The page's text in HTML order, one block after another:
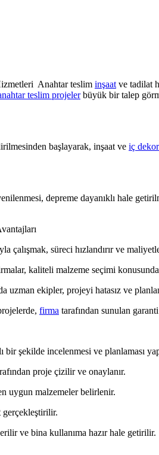
Anahtar teslim inşaat ve tadilat
teslim projelerbüyük bir talep
başlayarak, inşaat ve iç
depreme dayanıklı hale
çalışmak, süreci hızlandırır ve
kaliteli malzeme seçimi konusunda
uzman ekipler, projeyi hatasız ve
firma tarafından sunulan
şekilde incelenmesi ve planlaması
proje çizilir ve onaylanır.
uygun malzemeler belirlenir.
gerçekleştirilir.
ve bina kullanıma hazır hale getirilir.